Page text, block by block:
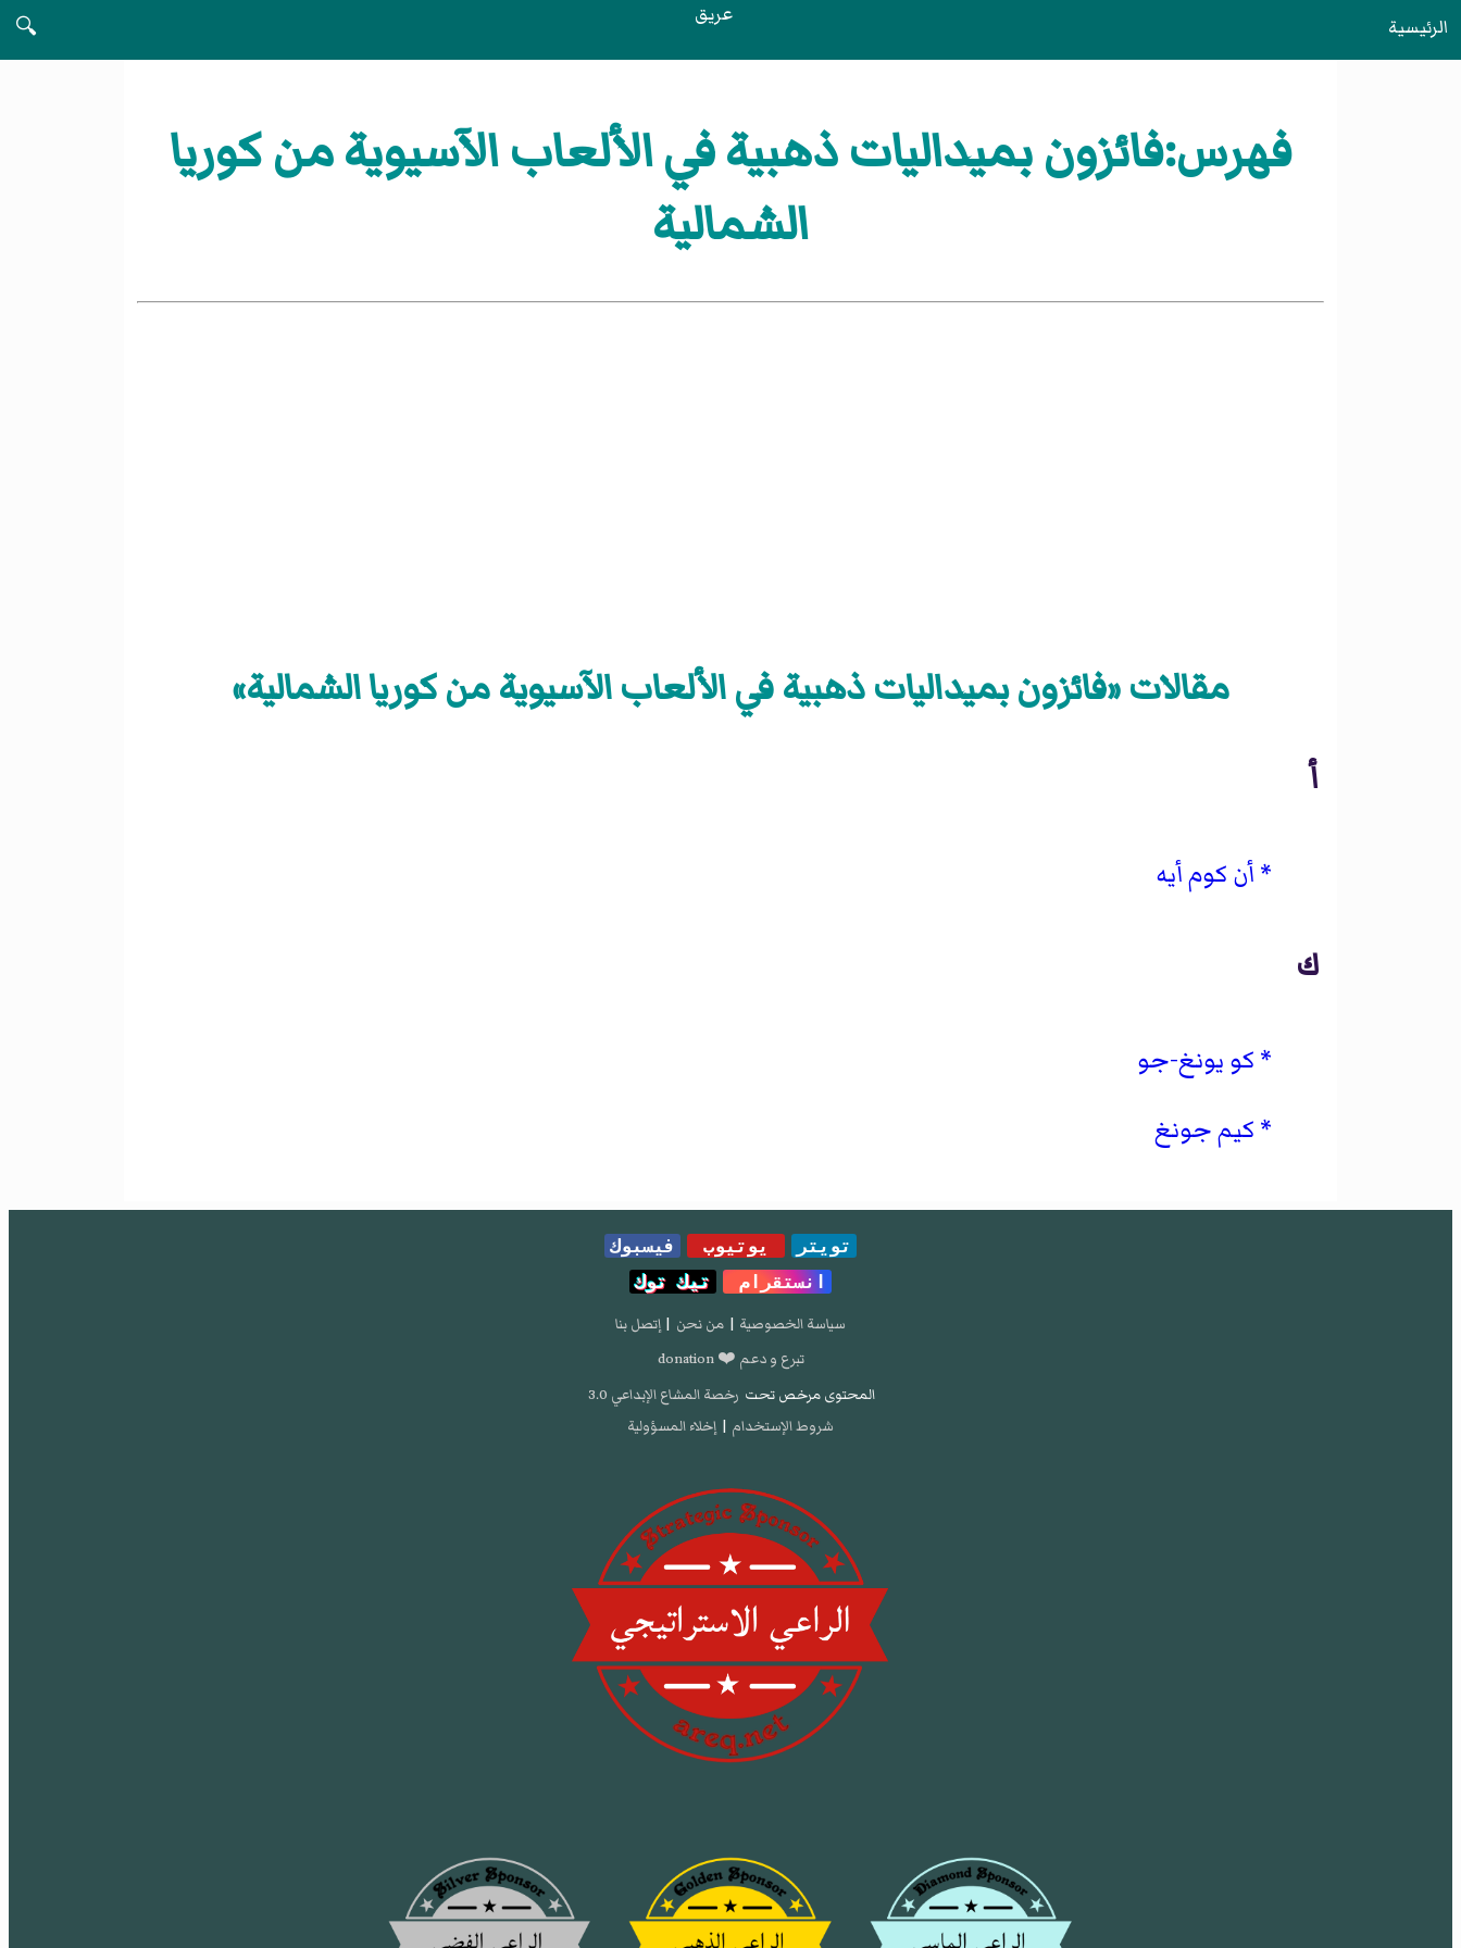
الرئيسية عريق
🔍
فهرس:فائزون بميداليات ذهبية في الألعاب الآسيوية من كوريا
الشمالية
مقالات «فائزون بميداليات ذهبية في الألعاب الآسيوية من كوريا الشمالية»
أ
أن كوم أيه
ك
كو يونغ-جو
كيم جونغ
تويتر يوتيوب
فيسبوك
انستقرام
تيك توك
سياسة الخصوصية | من نحن | إتصل بنا
تبرع و دعم ❤️ donation
المحتوى مرخص تحت رخصة المشاع الإبداعي 3.0
شروط الإستخدام | إخلاء المسؤولية